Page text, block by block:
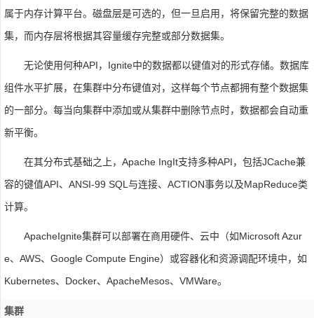
属于内存计算平台。磁盘层是可选的，但一旦启用，将保留完整的数据
集，而内存层将根据其容量缓存完整或部分数据集。
无论使用何种API，Ignite中的数据都以键值对的形式存储。数据库
组件水平扩展，在集群中分布键值对，这样每个节点都拥有整个数据集
的一部分。每当向集群中添加或从集群中删除节点时，数据都会自动重
新平衡。
在其分布式基础之上，Apache IngIt支持多种API，包括JCache兼
容的键值API、ANSI-99 SQL与连接、ACTION事务以及MapReduce类
计算。
ApacheIgnite集群可以部署在商用硬件、云中（如Microsoft Azur
e、AWS、Google Compute Engine）或容器化和资源调配环境中，如
Kubernetes、Docker、ApacheMesos、VMWare。
集群